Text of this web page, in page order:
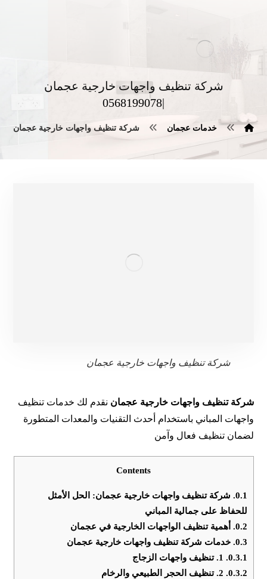
شركة تنظيف واجهات خارجية عجمان
|0568199078
خدمات عجمان شركة تنظيف واجهات خارجية عجمان |0568199078
شركة تنظيف واجهات خارجية عجمان
شركة تنظيف واجهات خارجية عجمان نقدم لك خدمات تنظيف
واجهات المباني باستخدام أحدث التقنيات والمعدات المتطورة
لضمان تنظيف فعال وآمن
Contents
0.1. شركة تنظيف واجهات خارجية عجمان: الحل الأمثل
للحفاظ على جمالية المباني
0.2. أهمية تنظيف الواجهات الخارجية في عجمان
0.3. خدمات شركة تنظيف واجهات خارجية عجمان
0.3.1.
0.3.2.